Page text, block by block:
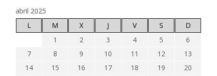
abril 2025
L
M X J V S
D
1
2 3 4 5
6
7
8 9 10 11 12
13
14
15 16 17 18 19
20